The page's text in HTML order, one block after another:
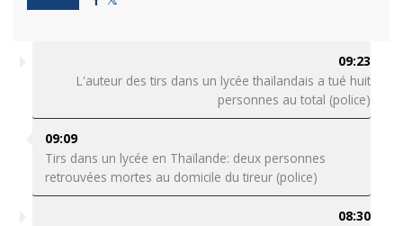
09:23
L'auteur des tirs dans un lycée thaïlandais a tué huit
personnes au total (police)
09:09
Tirs dans un lycée en Thaïlande: deux personnes
retrouvées mortes au domicile du tireur (police)
08:30